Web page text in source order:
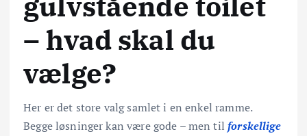
– hvad skal du
vælge?
Her er det store valg samlet i en enkel ramme.
Begge løsninger kan være gode – men tilforskellige